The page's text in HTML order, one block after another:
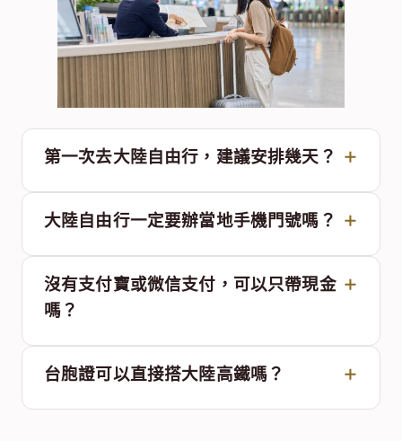
第一次去大陸自由行，建議安排幾天？
大陸自由行一定要辦當地手機門號嗎？
沒有支付寶或微信支付，可以只帶現金
嗎？
台胞證可以直接搭大陸高鐵嗎？